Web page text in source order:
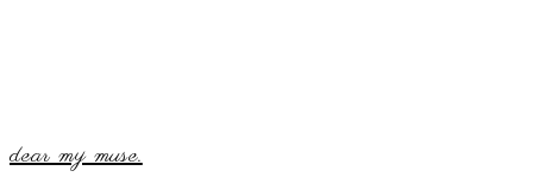
dear my muse.